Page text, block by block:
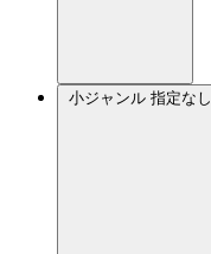
小ジャンル 指定なし